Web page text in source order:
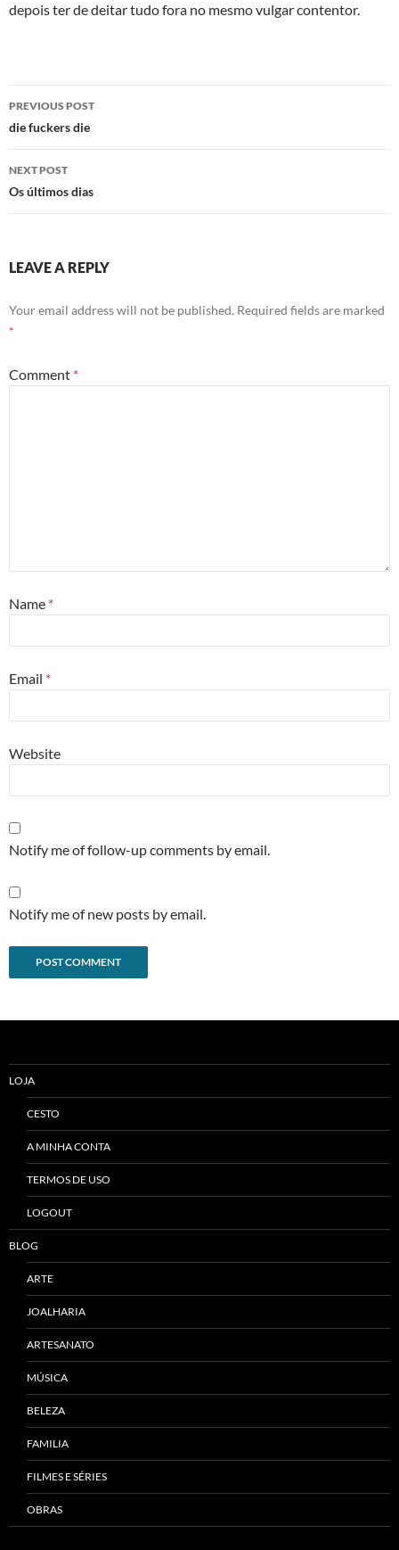
depois ter de deitar tudo fora no mesmo vulgar contentor.
Post
navigation
PREVIOUS POST
die fuckers die
NEXT POST
Os últimos dias
LEAVE A REPLY
Your email address will not be published. Required fields are marked
*
Comment *
Name *
Email *
Website
Notify me of follow-up comments by email.
Notify me of new posts by email.
LOJA
CESTO
A MINHA CONTA
TERMOS DE USO
LOGOUT
BLOG
ARTE
JOALHARIA
ARTESANATO
MÚSICA
BELEZA
FAMILIA
FILMES E SÉRIES
OBRAS